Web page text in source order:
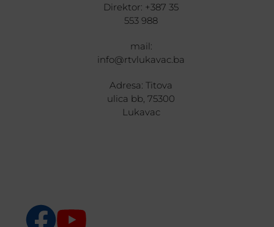
Direktor: +387 35
553 988
mail:
info@rtvlukavac.ba
Adresa: Titova
ulica bb, 75300
Lukavac